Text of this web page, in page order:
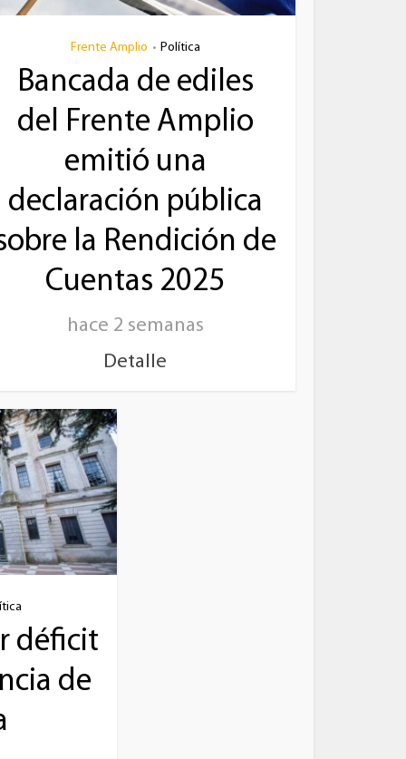
Frente Amplio • Política
Bancada de ediles
del Frente Amplio
emitió una
declaración pública
la Rendición de
Cuentas 2025
hace 2 semanas
Detalle
déficit
de